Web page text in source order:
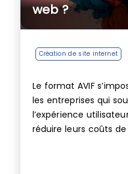
web ?
Création de site internet
Le format AVIF
les entreprises qui
l’expérience
réduire leurs coûts